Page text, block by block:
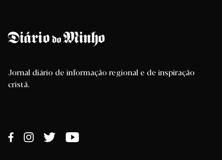
Jornal diário de informação regional e de inspiração
cristã.